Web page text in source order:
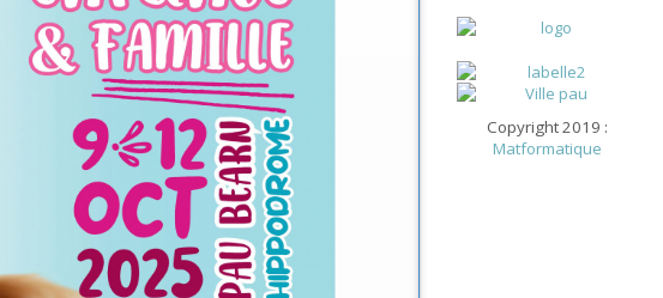
Copyright 2019 :
Matformatique